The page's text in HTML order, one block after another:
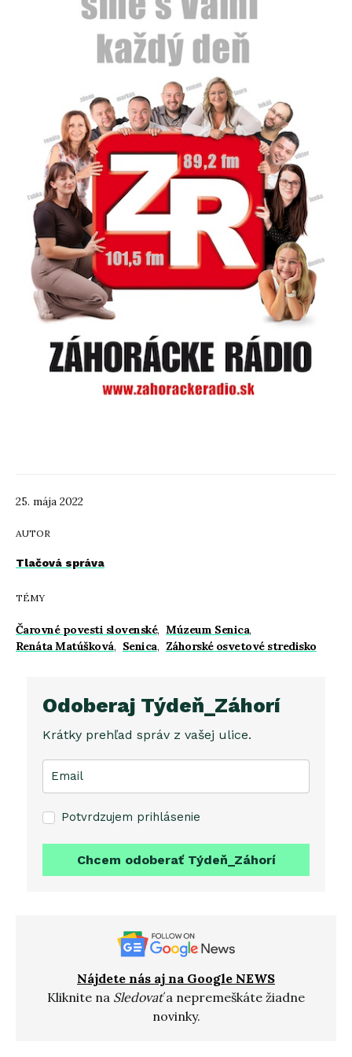
25. mája 2022
AUTOR
Tlačová správa
TÉMY
Čarovné povesti slovenské, Múzeum Senica,
Renáta Matúšková, Senica, Záhorské osvetové stredisko
Odoberaj Týdeň_Záhorí
Krátky prehľad správ z vašej ulice.
Potvrdzujem prihlásenie
Chcem odoberať Týdeň_Záhorí
Nájdete nás aj na Google NEWS
Kliknite na Sledovaťa nepremeškáte žiadne
novinky.